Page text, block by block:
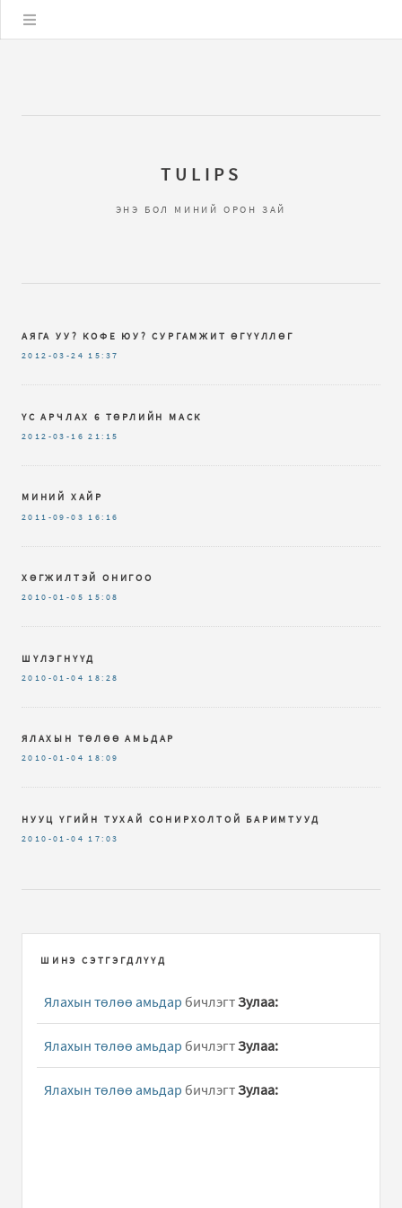
TULIPS
ЭНЭ БОЛ МИНИЙ ОРОН ЗАЙ
АЯГА УУ? КОФЕ ЮУ? СУРГАМЖИТ ӨГҮҮЛЛӨГ
2012-03-24 15:37
ҮС АРЧЛАХ 6 ТӨРЛИЙН МАСК
2012-03-16 21:15
МИНИЙ ХАЙР
2011-09-03 16:16
ХӨГЖИЛТЭЙ ОНИГОО
2010-01-05 15:08
ШҮЛЭГНҮҮД
2010-01-04 18:28
ЯЛАХЫН ТӨЛӨӨ АМЬДАР
2010-01-04 18:09
НУУЦ ҮГИЙН ТУХАЙ СОНИРХОЛТОЙ БАРИМТУУД
2010-01-04 17:03
ШИНЭ СЭТГЭГДЛҮҮД
Ялахын төлөө амьдар бичлэгтЗулаа:
Ялахын төлөө амьдар бичлэгтЗулаа:
Ялахын төлөө амьдар бичлэгтЗулаа: